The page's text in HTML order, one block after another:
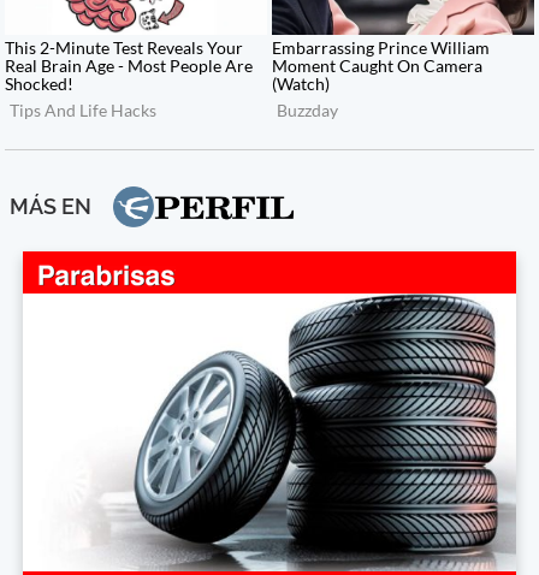
MÁS EN